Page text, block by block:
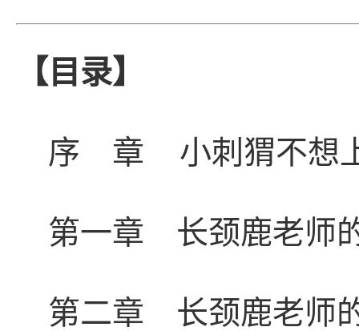
【目录】
序 章 小刺猬不想
第一章 长颈鹿老师
第二章 长颈鹿老师